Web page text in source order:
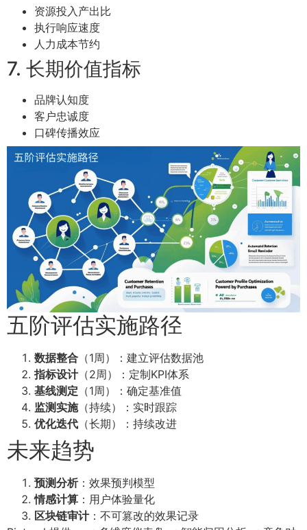
资源投入产出比
执行响应速度
人力成本节约
7. 长期价值指标
品牌认知度
客户忠诚度
口碑传播效应
五阶评估实施路径
数据整合 （1周）：建立评估数据池
指标设计（2周）：定制KPI体系
基线测定 （1周）：确定基准值
监测实施（持续）：实时跟踪
优化迭代 （长期）：持续改进
未来趋势
预测分析：效果预判模型
情感计算 ：用户体验量化
区块链审计：不可篡改的效果记录